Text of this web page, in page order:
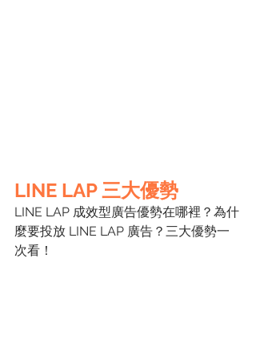
LINE LAP 三大優勢
LINE LAP 成效型廣告優勢在哪裡？為什
麼要投放 LINE LAP 廣告？三大優勢一
次看！